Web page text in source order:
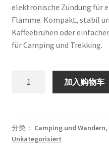
为：
elektronische Zündung für
Flamme. Kompakt, stabil
Kaffeebrühen oder
für Camping und Trekking.
Campingkocher
Gaskartuschen-
Kocher
加入购物车
分类： Camping und Wandern,
Unkategorisiert